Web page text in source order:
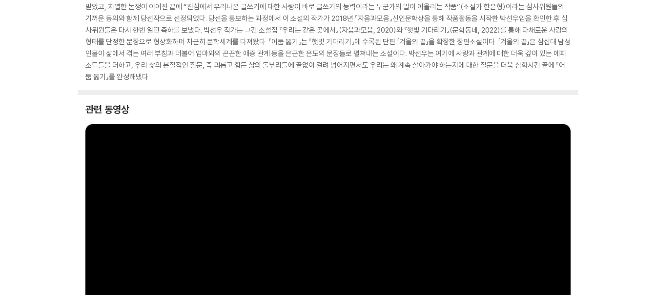
받았고, 치열한 논쟁이 이어진 끝에 “진심에서 우러나온 글쓰기에 대한 사랑이 바로 글쓰기의 능력이라는 누군가의 말이 어울리는 작품”(소설가 한은형)이라는 심사위원들의
기꺼운 동의와 함께 당선작으로 선정되었다. 당선을 통보하는 과정에서 이 소설의 작가가 2018년 『자음과모음』신인문학상을 통해 작품활동을 시작한 박선우임을 확인한 후 심
사위원들은 다시 한번 열띤 축하를 보냈다. 박선우 작가는 그간 소설집 『우리는 같은 곳에서』(자음과모음, 2020)와 『햇빛 기다리기』(문학동네, 2022)를 통해 다채로운 사랑의
형태를 단정한 문장으로 형상화하며 차근히 문학세계를 다져왔다. 『어둠 뚫기』는 『햇빛 기다리기』에 수록된 단편 「겨울의 끝」을 확장한 장편소설이다. 「겨울의 끝」은 삼십대 남성
인물이 삶에서 겪는 여러 부침과 더불어 엄마와의 끈끈한 애증 관계 등을 은근한 온도의 문장들로 펼쳐내는 소설이다. 박선우는 여기에 사랑과 관계에 대한 더욱 깊이 있는 에피
소드들을 더하고, 우리 삶의 본질적인 질문, 즉 괴롭고 힘든 삶의 돌부리들에 끝없이 걸려 넘어지면서도 우리는 왜 계속 살아가야 하는지에 대한 질문을 더욱 심화시킨 끝에 『어
둠 뚫기』를 완성해냈다.
관련 동영상